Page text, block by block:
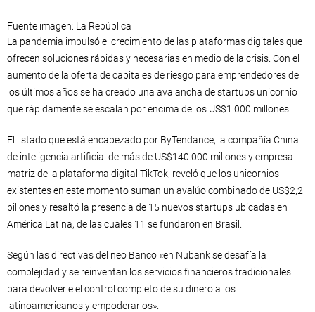
Fuente imagen: La República
La pandemia impulsó el crecimiento de las plataformas digitales que
ofrecen soluciones rápidas y necesarias en medio de la crisis. Con el
aumento de la oferta de capitales de riesgo para emprendedores de
los últimos años se ha creado una avalancha de startups unicornio
que rápidamente se escalan por encima de los US$1.000 millones.
El listado que está encabezado por ByTendance, la compañía China
de inteligencia artificial de más de US$140.000 millones y empresa
matriz de la plataforma digital TikTok, reveló que los unicornios
existentes en este momento suman un avalúo combinado de US$2,2
billones y resaltó la presencia de 15 nuevos startups ubicadas en
América Latina, de las cuales 11 se fundaron en Brasil.
Según las directivas del neo Banco «en Nubank se desafía la
complejidad y se reinventan los servicios financieros tradicionales
para devolverle el control completo de su dinero a los
latinoamericanos y empoderarlos».